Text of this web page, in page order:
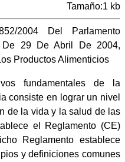
Tamaño:1 kb
2004 Del Parlamento
29 De Abril De 2004,
Productos Alimenticios
fundamentales de la
consiste en lograr un nivel
de la vida y la salud de las
el Reglamento (CE)
Reglamento establece
y definiciones comunes